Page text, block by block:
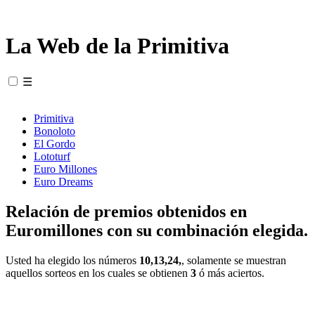
La Web de la Primitiva
☰
Primitiva
Bonoloto
El Gordo
Lototurf
Euro Millones
Euro Dreams
Relación de premios obtenidos en
Euromillones con su combinación elegida.
Usted ha elegido los números 10,13,24,, solamente se muestran
aquellos sorteos en los cuales se obtienen 3 ó más aciertos.